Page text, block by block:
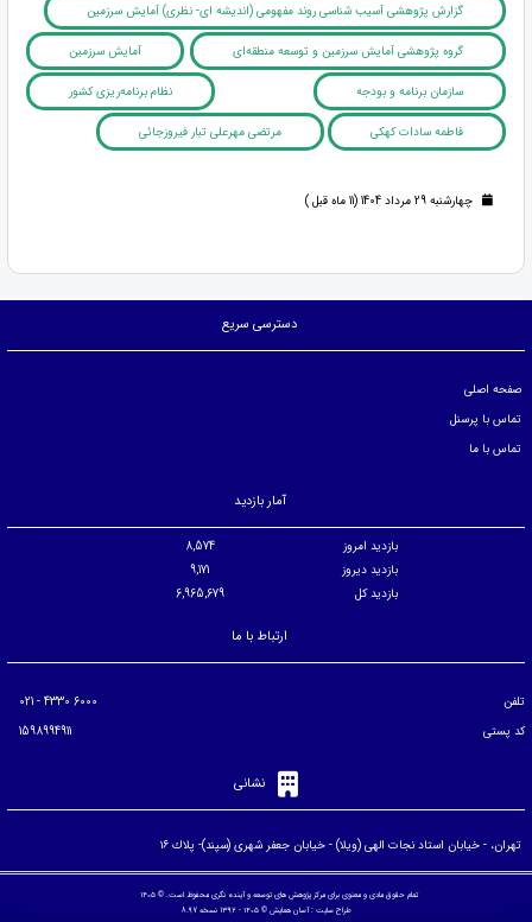
گزارش پژوهشی آسیب شناسی روند مفهومی (اندیشه ای- نظری) آمایش سرزمین
گروه پژوهشی آمایش سرزمین و توسعه منطقه‌ای آمایش سرزمین
سازمان برنامه و بودجه نظام برنامه‌ریزی کشور
فاطمه سادات کهکی مرتضی مهرعلی تبار فیروزجائی
چهارشنبه 29 مرداد 1404 (11 ماه قبل )
دسترسی سریع
صفحه اصلی
تماس با پرسنل
تماس با ما
آمار بازدید
بازدید امروز
8,574
بازدید دیروز
9,171
بازدید کل
6,965,679
ارتباط با ما
تلفن
کد پستی
نشانی
تهران، - خيابان استاد نجات الهی (ويلا) - خيابان جعفر شهری (سپند)- پلاك ۱۶
تمام حقوق مادی و معنوی برای مرکز پژوهش های توسعه و آینده نگری محفوظ است. © ۱۴۰۵
طراح سایت :آسان همایش © ۱۴۰۵ - 1392 نسخه 8.97